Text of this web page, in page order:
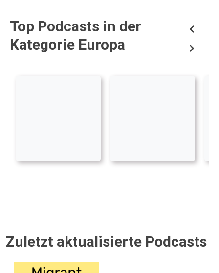
Top Podcasts in der
Kategorie Europa
Zuletzt aktualisierte Podcasts